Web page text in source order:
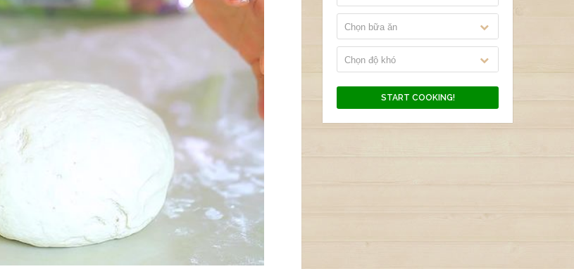
Chọn bữa ăn
Chọn độ khó